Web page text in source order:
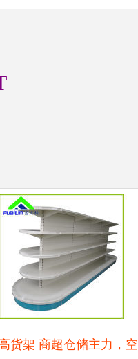
货架 商超仓储主力，空